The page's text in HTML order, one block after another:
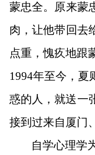
蒙忠全。原来蒙
肉，让他带回去
点重，愧疚地跟
1994年至今，夏
惑的人，就送一
接到过来自厦门
自学心理学